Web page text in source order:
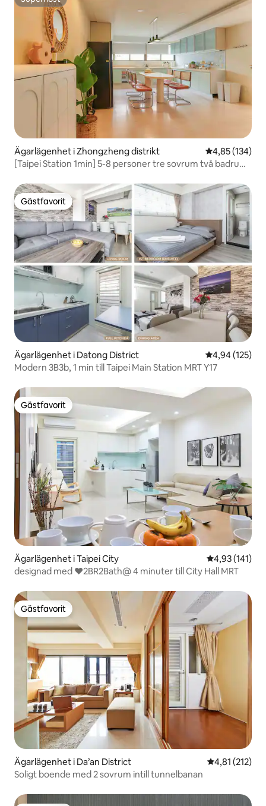
Superhost
Ägarlägenhet i Zhongzheng distrikt 4,85 av 5 i
4,85 (134)
[Taipei Station 1min] 5-8 personer tre sovrum två badrum
Gästfavorit
Gästfavorit
Ägarlägenhet i Datong District 4,94 av 5 i
4,94 (125)
Modern 3B3b, 1 min till Taipei Main Station MRT Y17
Gästfavorit
Gästfavorit
Ägarlägenhet i Taipei City 4,93 av 5 i
4,93 (141)
designad med ❤2BR2Bath@ 4 minuter till City Hall MRT
Gästfavorit
Gästfavorit
Ägarlägenhet i Da’an District 4,81 av 5 i
4,81 (212)
Soligt boende med 2 sovrum intill tunnelbanan